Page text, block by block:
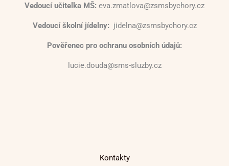
Vedoucí učitelka MŠ: eva.zmatlova@zsmsbychory.cz
Vedoucí školní jídelny: jidelna@zsmsbychory.cz
Pověřenec pro ochranu osobních údajů:
lucie.douda@sms-sluzby.cz
Kontakty